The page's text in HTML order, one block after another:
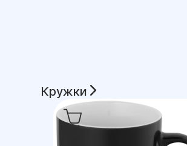
Кружки